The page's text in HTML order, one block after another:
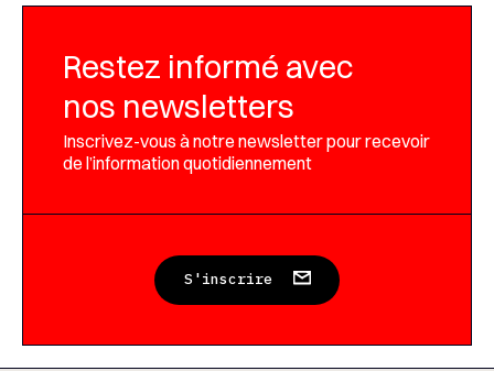
Restez informé avec
nos newsletters
Inscrivez-vous à notre newsletter pour recevoir
de l’information quotidiennement
S'inscrire